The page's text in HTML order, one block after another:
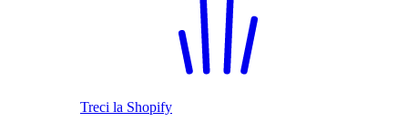
Treci la Shopify